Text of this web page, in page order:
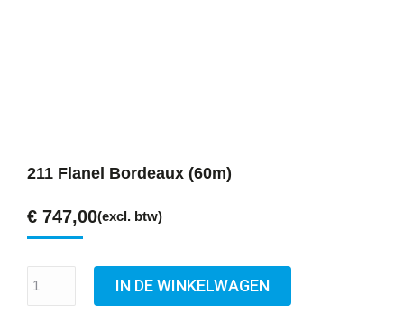
211 Flanel Bordeaux (60m)
€ 747,00(excl. btw)
IN DE WINKELWAGEN